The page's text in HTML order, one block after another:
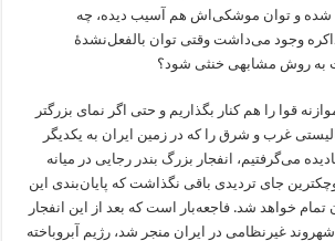
شده و توان موشکی‌اش هم آسیب دیده، چه
وجود می‌داشت وقتی توان بالفعل‌نشدۀ
به روش مشابهی خنثی شود؟
قوا را هم کنار بگذاریم و حتی اگر نمای بزرگتر
غرب و شرق را که در زمین ایران به یکدیگر
می‌گرفتیم، انفجار بزرگ بندر رجایی در میانه
جای تردیدی باقی نگذاشت که پایان‌بندی این
خواهد شد. فاجعه‌بار است که بعد از این انفجار
غیرنظامی در ایران منجر شد، رژیم آبروباخته